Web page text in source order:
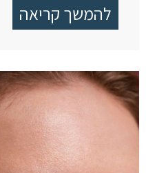
להמשך קריאה